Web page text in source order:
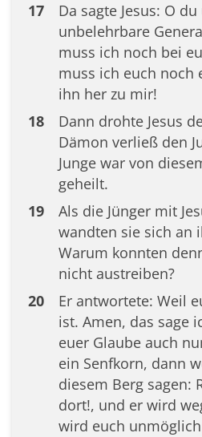
17
Da sagte Jesus: O
unbelehrbare
muss ich noch bei
muss ich euch noch
ihn her zu mir!
18
Dann drohte Jesus
Dämon verließ den
Junge war von
geheilt.
19
Als die Jünger mit
wandten sie sich an
Warum konnten
nicht austreiben?
20
Er antwortete: Weil
ist. Amen, das sage
euer Glaube auch
ein Senfkorn, dann
diesem Berg sagen:
dort!, und er wird
wird euch